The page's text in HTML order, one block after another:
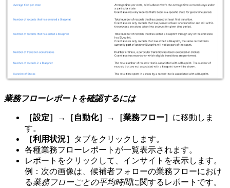
業務フローレポートを確認するには
［設定］→［自動化］→［業務フロー］ に移動しま
す。
［利用状況］
タブをクリックします。
各種業務フローレポートが一覧表示されます。
レポートをクリックして、インサイトを表示します。
例：次の画像は、候補者フォローの業務フローにおけ
る業務フローごとの平均時間に関するレポートです。